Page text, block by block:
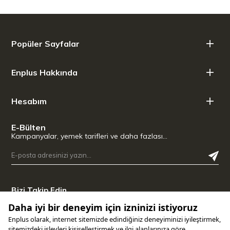
saplarının ergonomik şekilleri kolay ve rahat bir tutuş sağlar.
WMF’in özel çatal kaşık bıçakları 6’lı ve 12’li setler olarak
Teknik Özellikler
Cromargan® 18/10 paslanmaz çelik
Bıçak sanatı: Dövülmüş bıçaklar
Popüler Sayfalar
Enplus Hakkında
Hesabım
E-Bülten
Kampanyalar, yemek tarifleri ve daha fazlası…
Bizi Takip Edin